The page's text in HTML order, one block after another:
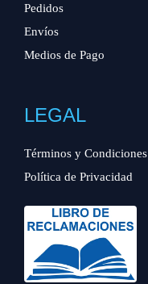
Pedidos
Envíos
Medios de Pago
LEGAL
Términos y Condiciones
Política de Privacidad